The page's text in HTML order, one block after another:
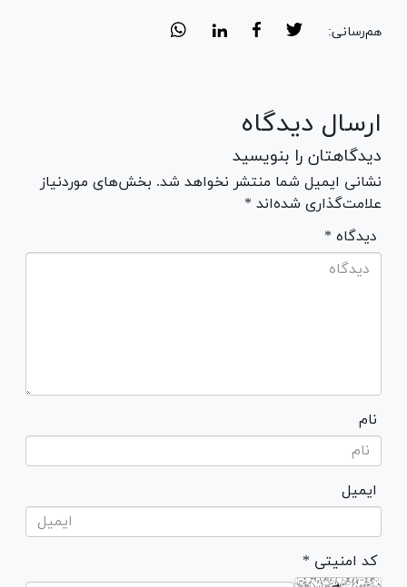
هم‌رسانی:
ارسال دیدگاه
دیدگاهتان را بنویسید
نشانی ایمیل شما منتشر نخواهد شد. بخش‌های موردنیاز
علامت‌گذاری شده‌اند *
* دیدگاه
نام
ایمیل
* کد امنیتی